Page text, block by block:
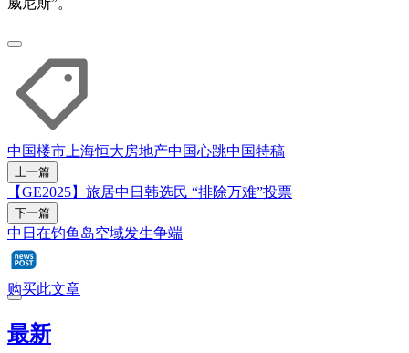
中国楼市 上海恒大房地产中国心跳中国特稿
上一篇
【GE2025】旅居中日韩选民 “排除万难”投票
下一篇
中日在钓鱼岛空域发生争端
购买此文章
最新